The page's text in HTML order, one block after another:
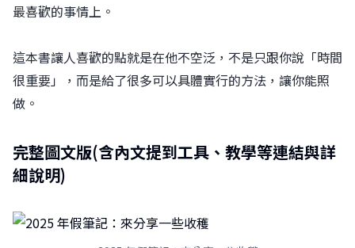
最喜歡的事情上。
這本書讓人喜歡的點就是在他不空泛，不是只跟你說「時間
很重要」，而是給了很多可以具體實行的方法，讓你能照
做。
完整圖文版(含內文提到工具、教學等連結與詳
細說明)